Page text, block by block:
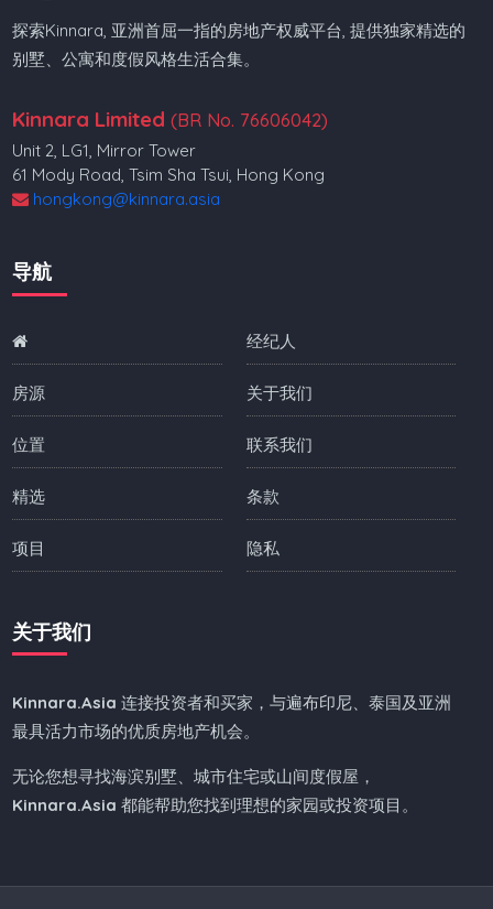
探索Kinnara, 亚洲首屈一指的房地产权威平台, 提供独家精选的
别墅、公寓和度假风格生活合集。
Kinnara Limited (BR No. 76606042)
Unit 2, LG1, Mirror Tower
61 Mody Road, Tsim Sha Tsui, Hong Kong
hongkong@kinnara.asia
导航
房源
位置
精选
项目
经纪人
关于我们
联系我们
条款
隐私
关于我们
Kinnara.Asia 连接投资者和买家，与遍布印尼、泰国及亚洲
最具活力市场的优质房地产机会。
无论您想寻找海滨别墅、城市住宅或山间度假屋，
Kinnara.Asia 都能帮助您找到理想的家园或投资项目。